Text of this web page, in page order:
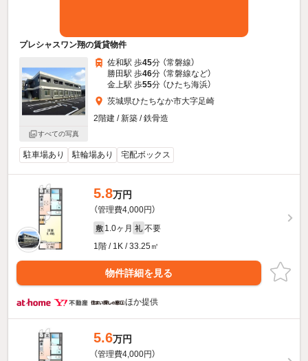
プレシャスワン翔の賃貸物件
すべての写真
佐和駅 歩45分 （常磐線）
勝田駅 歩46分 （常磐線など）
金上駅 歩55分 （ひたち海浜）
茨城県ひたちなか市大字足崎
2階建 / 新築 / 鉄骨造
駐車場あり 駐輪場あり 宅配ボックス
5.8万円
（管理費4,000円）
敷 1.0ヶ月 礼 不要
1階 / 1K / 33.25㎡
物件詳細を見る
ほか提供
5.6万円
（管理費4,000円）